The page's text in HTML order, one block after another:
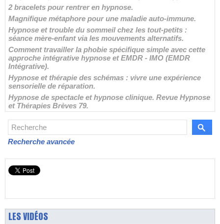
2 bracelets pour rentrer en hypnose.
Magnifique métaphore pour une maladie auto-immune.
Hypnose et trouble du sommeil chez les tout-petits :
séance mère-enfant via les mouvements alternatifs.
Comment travailler la phobie spécifique simple avec cette
approche intégrative hypnose et EMDR - IMO (EMDR
Intégrative).
Hypnose et thérapie des schémas : vivre une expérience
sensorielle de réparation.
Hypnose de spectacle et hypnose clinique. Revue Hypnose
et Thérapies Brèves 79.
Recherche avancée
LES VIDÉOS